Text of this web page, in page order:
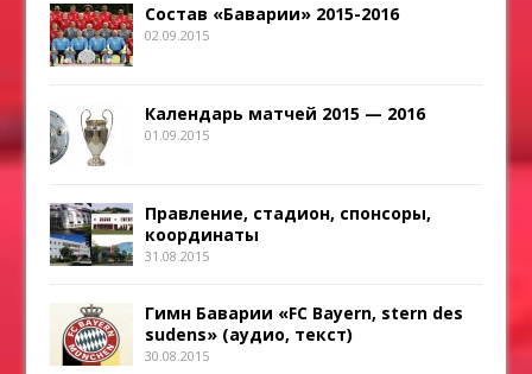
Состав «Баварии» 2015-2016
02.09.2015
Календарь матчей 2015 — 2016
01.09.2015
Правление, стадион, спонсоры,
координаты
31.08.2015
Гимн Баварии «FC Bayern, stern des
sudens» (аудио, текст)
30.08.2015